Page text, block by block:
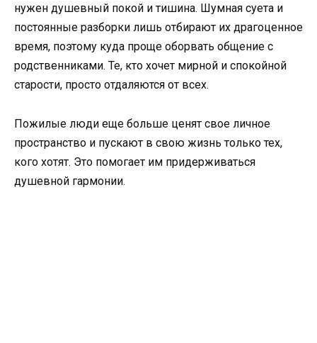
нужен душевный покой и тишина. Шумная суета и
постоянные разборки лишь отбирают их драгоценное
время, поэтому куда проще оборвать общение с
родственниками. Те, кто хочет мирной и спокойной
старости, просто отдаляются от всех.
Пожилые люди еще больше ценят свое личное
пространство и пускают в свою жизнь только тех,
кого хотят. Это помогает им придерживаться
душевной гармонии.